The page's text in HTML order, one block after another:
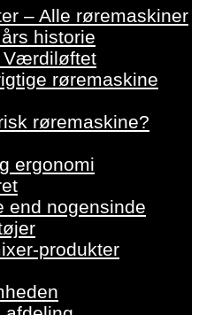
– Alle røremaskiner
historie
Værdiløftet
røremaskine
røremaskine?
ergonomi
end nogensinde
produkter